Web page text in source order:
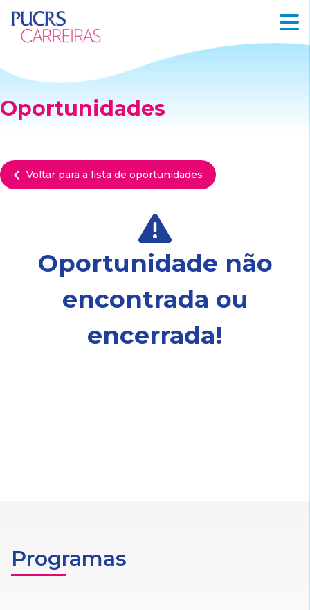
Oportunidades
Voltar para a lista de oportunidades
Oportunidade não
encontrada ou
encerrada!
Programas